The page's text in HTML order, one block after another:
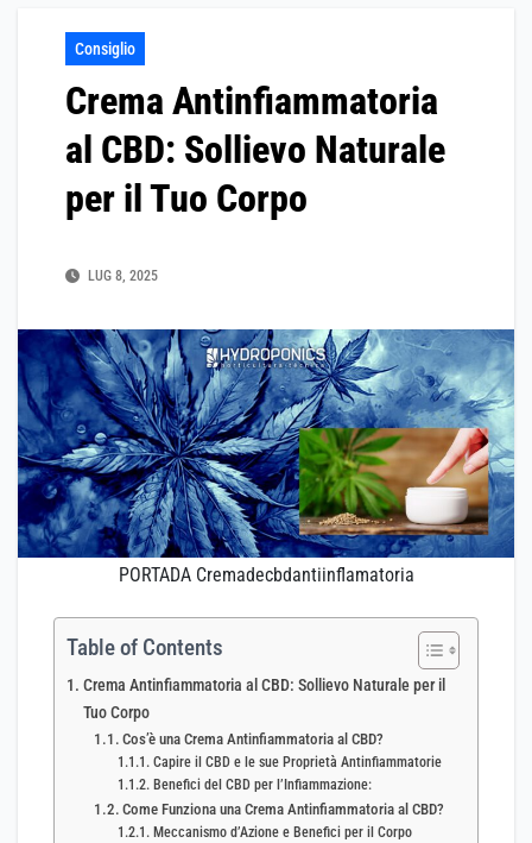
Consiglio
Crema Antinfiammatoria
al CBD: Sollievo Naturale
per il Tuo Corpo
LUG 8, 2025
PORTADA Cremadecbdantiinflamatoria
Table of Contents
Crema Antinfiammatoria al CBD: Sollievo Naturale per il
Tuo Corpo
Cos’è una Crema Antinfiammatoria al CBD?
Capire il CBD e le sue Proprietà Antinfiammatorie
Benefici del CBD per l’Infiammazione:
Come Funziona una Crema Antinfiammatoria al CBD?
Meccanismo d’Azione e Benefici per il Corpo